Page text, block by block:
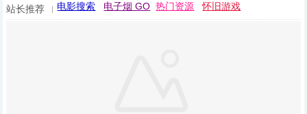
站长推荐
电影搜索 电子烟 GO 热门资源 怀旧游戏